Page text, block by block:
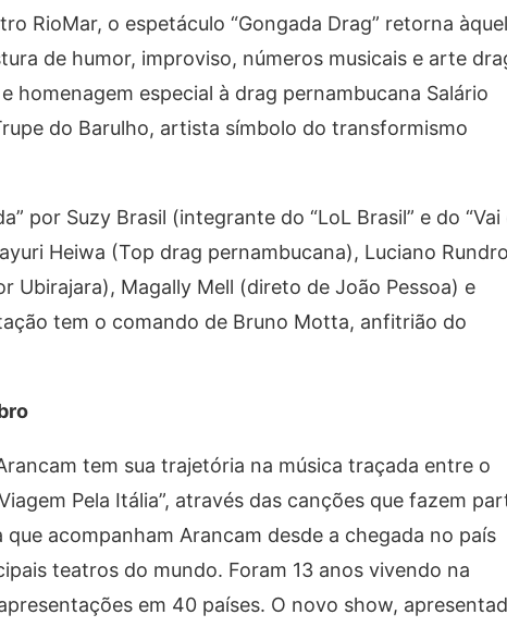
RioMar, o espetáculo “Gongada Drag” retorna
de humor, improviso, números musicais e arte
especial à drag pernambucana Salário
do Barulho, artista símbolo do transformismo
por Suzy Brasil (integrante do “LoL Brasil” e do “Vai
Heiwa (Top drag pernambucana), Luciano
Ubirajara), Magally Mell (direto de João Pessoa) e
tem o comando de Bruno Motta, anfitrião do
tem sua trajetória na música traçada entre o
Pela Itália”, através das canções que fazem
acompanham Arancam desde a chegada no país
teatros do mundo. Foram 13 anos vivendo na
em 40 países. O novo show,